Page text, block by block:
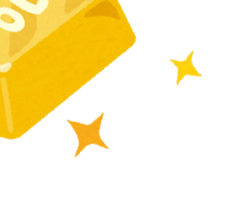
に投資すべき？買
資する際の注意
通し・今後の予